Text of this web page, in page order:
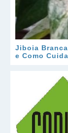
Jiboia
e Como